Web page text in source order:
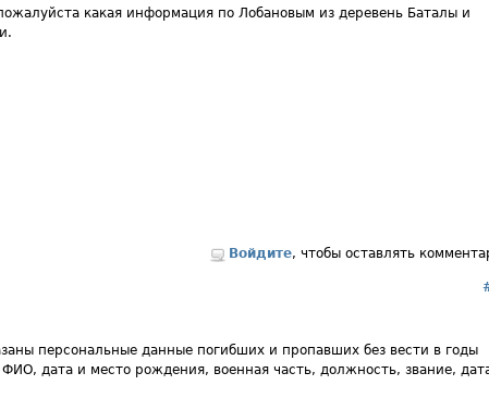
какая информация по Лобановым из деревень Баталы и
Войдите, чтобы оставлять
персональные данные погибших и пропавших без вести в годы
дата и место рождения, военная часть, должность, звание,